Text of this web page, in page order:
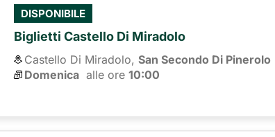
DISPONIBILE
Biglietti Castello Di Miradolo
Castello Di Miradolo, San Secondo Di Pinerolo
Domenica alle ore 10:00